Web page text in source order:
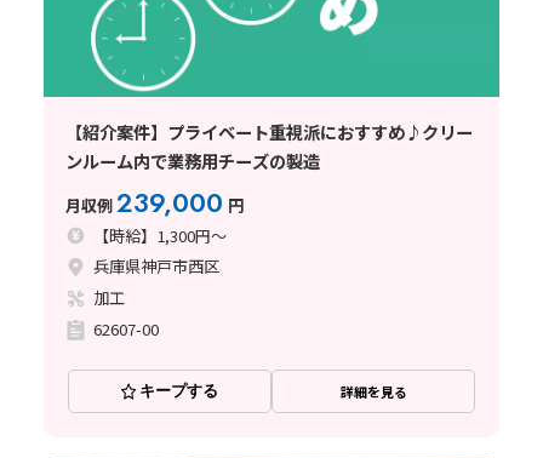
【紹介案件】プライベート重視派におすすめ♪クリー
ンルーム内で業務用チーズの製造
月収例239,000 円
【時給】1,300円～
兵庫県神戸市西区
加工
62607-00
キープする 詳細を見る